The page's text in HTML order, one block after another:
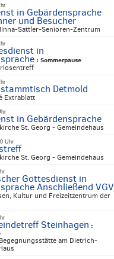
in Gebärdensprache
und Besucher
Sattler-Senioren-Zentrum
in
: Sommerpause
Detmold
Extrablatt
in Gebärdensprache
St. Georg - Gemeindehaus
Uhr
St. Georg - Gemeindehaus
Gottesdienst in
Anschließend VGV
Kultur und Freizeitzentrum der
Steinhagen :
am Dietrich-